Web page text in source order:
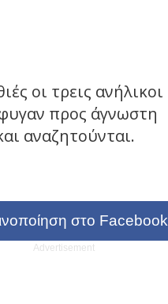
οι τρεις ανήλικοι
προς άγνωστη
αναζητούνται.
στο Facebook
Advertisement